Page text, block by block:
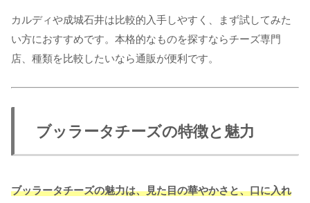
カルディや成城石井は比較的入手しやすく、まず試してみた
い方におすすめです。本格的なものを探すならチーズ専門
店、種類を比較したいなら通販が便利です。
ブッラータチーズの特徴と魅力
ブッラータチーズの魅力は、見た目の華やかさと、口に入れ